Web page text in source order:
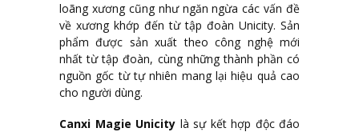
loãng xương cũng như ngăn ngừa các vấn đề
về xương khớp đến từ tập đoàn Unicity. Sản
phẩm được sản xuất theo công nghệ mới
nhất từ tập đoàn, cùng những thành phần có
nguồn gốc từ tự nhiên mang lại hiệu quả cao
cho người dùng.
Canxi Magie Unicity là sự kết hợp độc đáo